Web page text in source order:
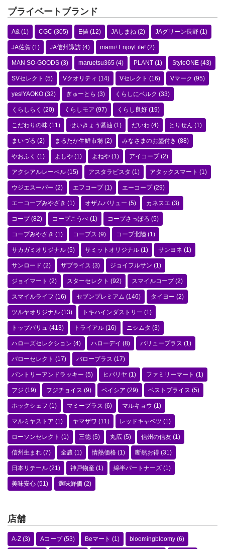
プライベートブランド
A& (1) CGC (305) E値 (12) JAしまね (2) JAグリーン長野 (1)
JA佐賀 (1) JA信州諏訪 (4) mami+EnjoyLife! (2)
MAN SO-GOODS (3) maruetsu365 (4) PLANT (1) StyleONE (43)
SVセレクト (5) Vクオリティ (14) Vセレクト (16) Vマーク (95)
yes!YAOKO (32) ぎゅーとら (3) くらしにベルク (33)
くらしらく (20) くらしモア (97) くらし良好 (19)
こだわりの味 (11) せいきょう醤油 (1) だいわ (4) とりせん (1)
まいづる (2) まるたか生鮮市場 (2) みなさまのお墨付き (88)
やおふく (1) よしや (1) よねや (1) アイコープ(2)
アクシアルレーベル (15) アスタラビスタ (1) アタックスマート (1)
ウジエスーパー (2) エフコープ(1) エーコープ(29)
エーコープみやざき (1) オザムバリュー (5) カネスエ (3)
コープ(82) コープこうべ (1) コープさっぽろ (5)
コープみやざき (1) コープス (9) コープ北陸 (1)
サカガミオリジナル (5) サミットオリジナル (1) サンヨネ (1)
サンロード (2) ザプライス (3) ジョイフルサン (1)
ジョイマート (2) スターセレクト (92) スマイルコープ(2)
スマイルライフ (16) セブンプレミアム (146) タイヨー (2)
ツルヤオリジナル (13) トキハインダストリー (1)
トップバリュ (413) トライアル (16) ニシムタ (3)
ハローズセレクション (4) ハローデイ (8) バリュープラス (1)
バローセレクト (17) バロープラス (17)
パントリーアンドラッキー (5) ヒバリヤ (1) ファミリーマート (1)
フジ (19) フジチョイス (9) ベイシア (29) ベストプライス (5)
ホックシェフ (1) マミープラス (6) マルキョウ (1)
マルミヤストア (1) ヤマザワ (11) レッドキャベツ (1)
ローソンセレクト (1) 三徳 (5) 丸広 (5) 信州の信友 (1)
信州生まれ (7) 全農 (1) 情熱価格 (1) 断然お得 (31)
日本リテール (21) 神戸物産 (1) 綿半パートナーズ (1)
美味安心 (51) 選味鮮価 (2)
店舗
A-Z (3) Aコープ(53) Beマート (1) bloomingbloomy (6)